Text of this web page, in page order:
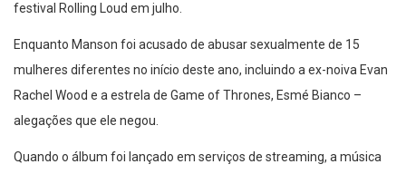
festival Rolling Loud em julho.
Enquanto Manson foi acusado de abusar sexualmente de 15
mulheres diferentes no início deste ano, incluindo a ex-noiva Evan
Rachel Wood e a estrela de Game of Thrones, Esmé Bianco –
alegações que ele negou.
Quando o álbum foi lançado em serviços de streaming, a música